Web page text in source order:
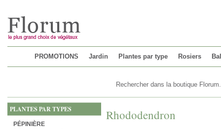
PROMOTIONS Jardin Plantes par type Rosiers
PLANTES PAR TYPES
PÉPINIÈRE
Rhododendron